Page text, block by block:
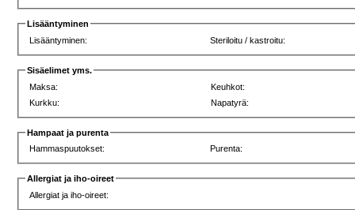
Lisääntyminen
Lisääntyminen:
Steriloitu / kastroitu:
Sisäelimet yms.
Maksa:
Keuhkot:
Kurkku:
Napatyrä:
Hampaat ja purenta
Hammaspuutokset:
Purenta:
Allergiat ja iho-oireet
Allergiat ja iho-oireet: